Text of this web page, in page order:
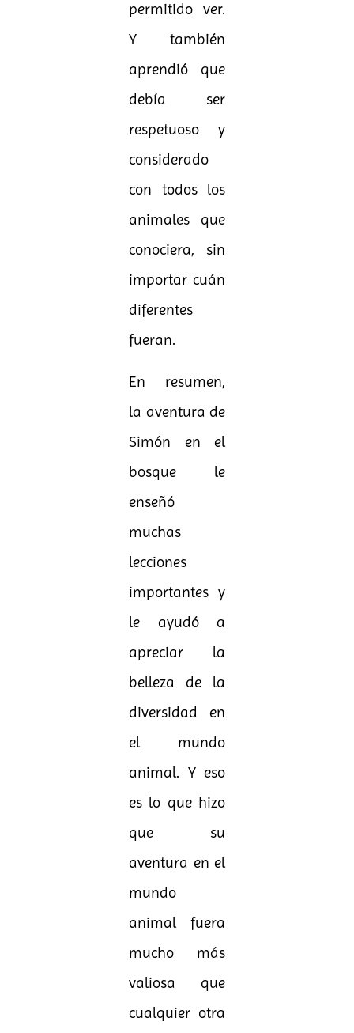
permitido ver.
Y también
aprendió que
debía ser
respetuoso y
considerado
con todos los
animales que
conociera, sin
importar cuán
diferentes
fueran.
En resumen,
la aventura de
Simón en el
bosque le
enseñó
muchas
lecciones
importantes y
le ayudó a
apreciar la
belleza de la
diversidad en
el mundo
animal. Y eso
es lo que hizo
que su
aventura en el
mundo
animal fuera
mucho más
valiosa que
cualquier otra